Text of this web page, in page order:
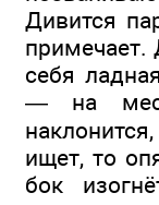
Дивится
примечает.
себя
— на
ищет, то
бок